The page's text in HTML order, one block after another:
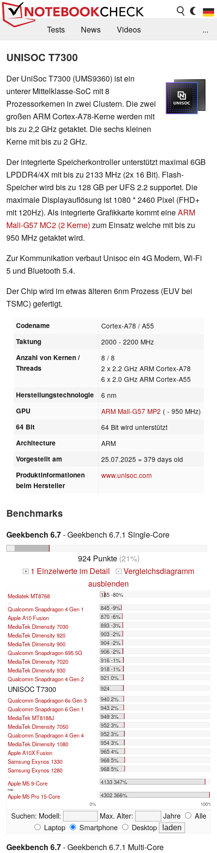
Tests News
Videos
Forum
...
UNISOC T7300
Der UniSoc T7300 (UMS9360) ist ein
unterer Mittelklasse-SoC mit 8
Prozessorkernen in zwei Clustern. Die zwei
großen ARM Cortex-A78-Kerne werden mit
bis zu 2,2 GHz getaktet. Die sechs kleinen
Kerne mit bis zu 2 GHz.
Der integrierte Speicherkontroller unterstützt maximal 6GB
LPDDR4/4X mit bis zu 2133 MHz (2x 16 Bit). Flash-
Speicher wird bis zu 128 GB per UFS 2.2 supportet. Die
maximale Displayauflösung ist 1080 * 2460 Pixel (FHD+
mit 120Hz). Als integrierte Grafikkarte kommt eineARM
Mali-G57 MC2 (2 Kerne) zum Einsatz welche mit bis zu
950 MHz getaktet wird.
Zur Kommunikation verbaut Unisoc ein 4G Modem, Wi-Fi
5 und Bluetooth 5.4.
Der Chip wird im etwas älteren 6nm Prozess (EUV bei
TSMC) gefertigt.
Codename Cortex-A78 / A55
Taktung 2000 - 2200 MHz
Anzahl von Kernen /
Threads
8 / 8
2 x 2.2 GHz ARM Cortex-A78
6 x 2.0 GHz ARM Cortex-A55
Herstellungstechnologie 6 nm
GPU ARM Mali-G57 MP2 ( - 950 MHz)
64 Bit 64 Bit wird unterstützt
Architecture ARM
Vorgestellt am 25.07.2025 = 379 days old
Produktinformationen
beim Hersteller
www.unisoc.com
Benchmarks
Geekbench 6.7- Geekbench 6.7.1 Single-Core
924 Punkte(21%)
+ 1 Einzelwerte im Detail - Vergleichsdiagramm
ausblenden
Mediatek MT8768 185 -80%
Qualcomm Snapdragon 4 Gen 1
845 -9%
Apple A10 Fusion
870 -6%
MediaTek Dimensity 7030
893 -3%
MediaTek Dimensity 920
903 -2%
MediaTek Dimensity 900
904 -2%
Qualcomm Snapdragon 695 5G
906 -2%
MediaTek Dimensity 7020
916 -1%
MediaTek Dimensity 930
918 -1%
Qualcomm Snapdragon 4 Gen 2
921 0%
UNISOC T7300
924
Qualcomm Snapdragon 6s Gen 3
940 2%
Qualcomm Snapdragon 6 Gen 1
943 2%
MediaTek MT8188J
949 3%
MediaTek Dimensity 7050
952 3%
Qualcomm Snapdragon 4 Gen 4
952 3%
MediaTek Dimensity 1080
954 3%
Apple A10X Fusion
965 4%
Samsung Exynos 1330
968 5%
Samsung Exynos 1280
968 5%
Apple M5 9-Core 4133 347%
max:
Apple M5 Pro 15-Core 4302 366%
0% 100%
Suchen: Modell: Max. Alter: Jahre
Alle
Laptop
Smartphone Desktop
Geekbench 6.7- Geekbench 6.7.1 Multi-Core